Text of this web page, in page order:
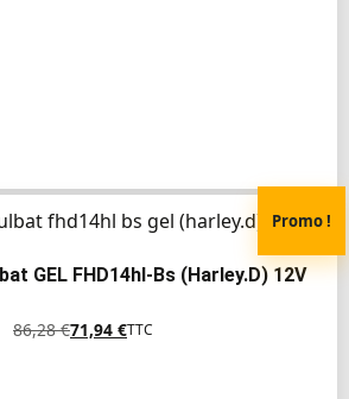
Promo !
GEL FHD14hl-Bs (Harley.D) 12V
86,28€ Le
71,94 €
Le
TTC